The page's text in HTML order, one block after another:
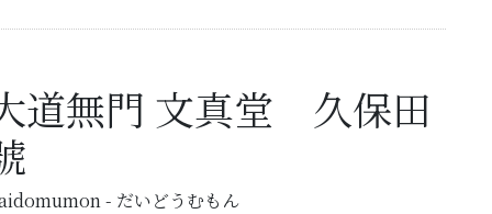
道無門 文真堂 久保田
- だいどうむもん